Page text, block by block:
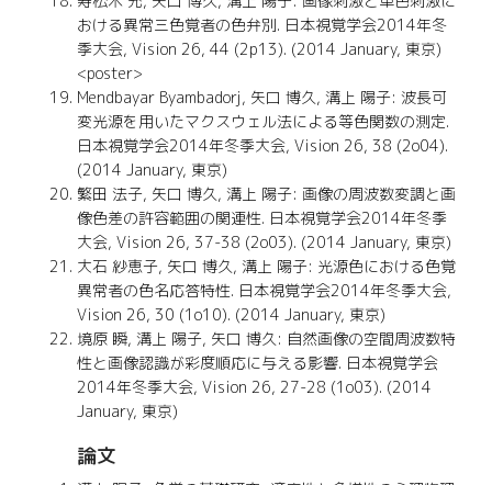
おける異常三色覚者の色弁別. 日本視覚学会2014年冬
季大会, Vision 26, 44 (2p13). (2014 January, 東京)
<poster>
Mendbayar Byambadorj, 矢口 博久, 溝上 陽子: 波長可
変光源を用いたマクスウェル法による等色関数の測定.
日本視覚学会2014年冬季大会, Vision 26, 38 (2o04).
(2014 January, 東京)
繁田 法子, 矢口 博久, 溝上 陽子: 画像の周波数変調と画
像色差の許容範囲の関連性. 日本視覚学会2014年冬季
大会, Vision 26, 37-38 (2o03). (2014 January, 東京)
大石 紗恵子, 矢口 博久, 溝上 陽子: 光源色における色覚
異常者の色名応答特性. 日本視覚学会2014年冬季大会,
Vision 26, 30 (1o10). (2014 January, 東京)
境原 瞬, 溝上 陽子, 矢口 博久: 自然画像の空間周波数特
性と画像認識が彩度順応に与える影響. 日本視覚学会
2014年冬季大会, Vision 26, 27-28 (1o03). (2014
January, 東京)
論文